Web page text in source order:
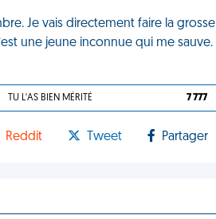
Je vais directement faire la grosse
une jeune inconnue qui me sauve.
TU L'AS BIEN MÉRITÉ 7 777
Reddit Tweet Partager